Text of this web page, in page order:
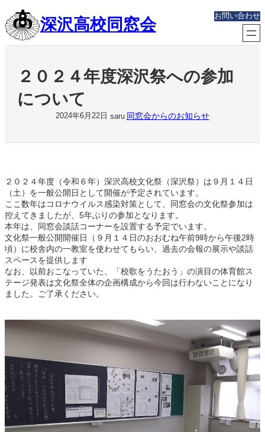
容
を
ス
深沢高校同窓会 お問い合わせ
２０２４年度深沢祭への参加
について
2024年6月22日 saru 同窓会からのお知らせ
２０２４年度（令和６年）深沢高校文化祭（深沢祭）は９月１４日
（土）を一般公開日として開催が予定されています。
ここ数年はコロナウイルス感染対策として、同窓会の文化祭参加は
控えてきましたが、5年ぶりの参加となります。
本年は、同窓会談話コーナーを設置する予定でいます。
文化祭一般公開開催日（９月１４日のおおむね午前9時から午後2時
頃）に校舎内の一教室を使わせてもらい、過去の会報の展示や談話
スペースを提供します
なお、以前おこなっていた、「校歌をうたおう」の演目の体育館ス
テージ発表は文化祭全体の企画構成から今回は行わないことになり
ました。ご了承ください。